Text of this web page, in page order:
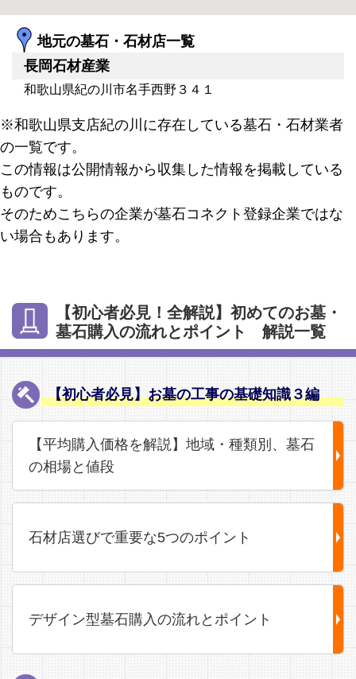
地元の墓石・石材店一覧
長岡石材産業
和歌山県紀の川市名手西野３４１
※和歌山県支店紀の川に存在している墓石・石材業者
の一覧です。
この情報は公開情報から収集した情報を掲載している
ものです。
そのためこちらの企業が墓石コネクト登録企業ではな
い場合もあります。
【初心者必見！全解説】初めてのお墓・
墓石購入の流れとポイント 解説一覧
【初心者必見】お墓の工事の基礎知識３編
【平均購入価格を解説】地域・種類別、墓石
の相場と値段
石材店選びで重要な5つのポイント
デザイン型墓石購入の流れとポイント